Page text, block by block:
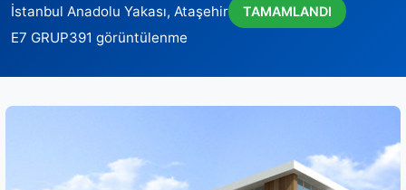
İstanbul Anadolu Yakası, Ataşehir TAMAMLANDI
E7 GRUP391 görüntülenme